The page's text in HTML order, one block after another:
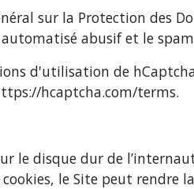
sur la Protection des
abusif et le
d'utilisation de
hcaptcha.com/terms.
le disque dur de
le Site peut rendre